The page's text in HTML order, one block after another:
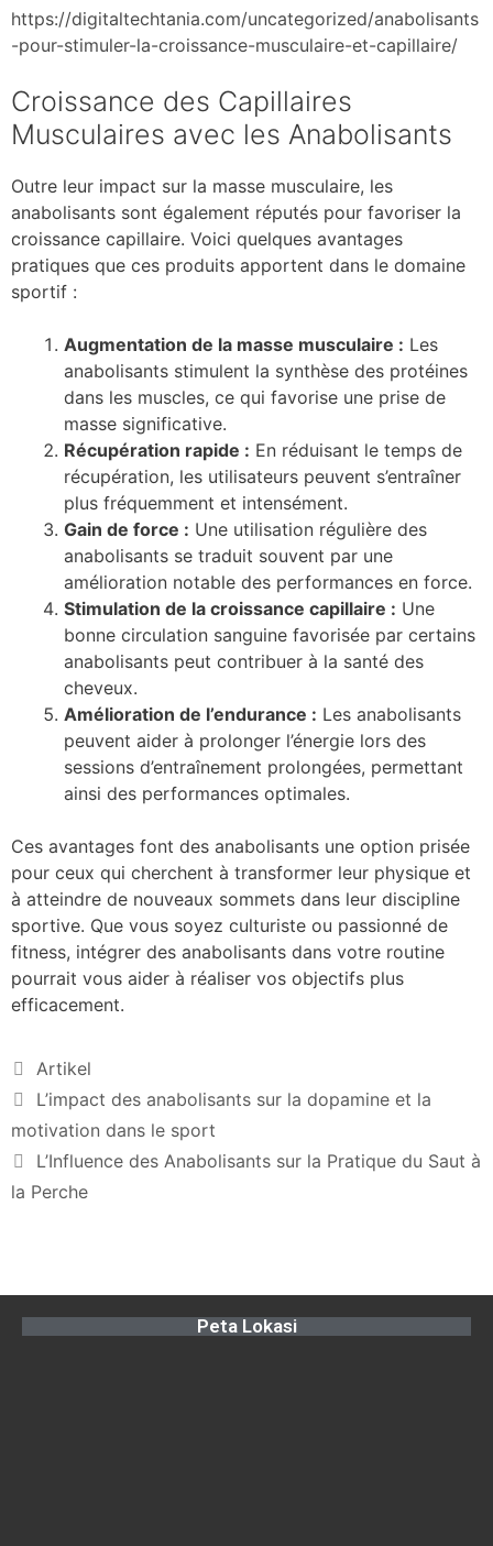
https://digitaltechtania.com/uncategorized/anabolisants
-pour-stimuler-la-croissance-musculaire-et-capillaire/
Croissance des Capillaires
Musculaires avec les Anabolisants
Outre leur impact sur la masse musculaire, les
anabolisants sont également réputés pour favoriser la
croissance capillaire. Voici quelques avantages
pratiques que ces produits apportent dans le domaine
sportif :
Augmentation de la masse musculaire : Les
anabolisants stimulent la synthèse des protéines
dans les muscles, ce qui favorise une prise de
masse significative.
Récupération rapide : En réduisant le temps de
récupération, les utilisateurs peuvent s’entraîner
plus fréquemment et intensément.
Gain de force : Une utilisation régulière des
anabolisants se traduit souvent par une
amélioration notable des performances en force.
Stimulation de la croissance capillaire : Une
bonne circulation sanguine favorisée par certains
anabolisants peut contribuer à la santé des
cheveux.
Amélioration de l’endurance : Les anabolisants
peuvent aider à prolonger l’énergie lors des
sessions d’entraînement prolongées, permettant
ainsi des performances optimales.
Ces avantages font des anabolisants une option prisée
pour ceux qui cherchent à transformer leur physique et
à atteindre de nouveaux sommets dans leur discipline
sportive. Que vous soyez culturiste ou passionné de
fitness, intégrer des anabolisants dans votre routine
pourrait vous aider à réaliser vos objectifs plus
efficacement.
Artikel
L’impact des anabolisants sur la dopamine et la
motivation dans le sport
L’Influence des Anabolisants sur la Pratique du Saut à
la Perche
Peta Lokasi